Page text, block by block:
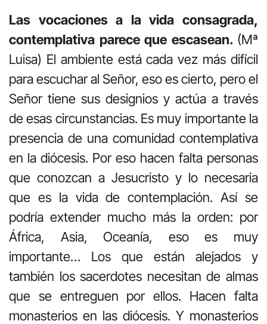
Las vocaciones a la vida consagrada,
contemplativa parece que escasean. (Mª
Luisa) El ambiente está cada vez más difícil
para escuchar al Señor, eso es cierto, pero el
Señor tiene sus designios y actúa a través
de esas circunstancias. Es muy importante la
presencia de una comunidad contemplativa
en la diócesis. Por eso hacen falta personas
que conozcan a Jesucristo y lo necesaria
que es la vida de contemplación. Así se
podría extender mucho más la orden: por
África, Asia, Oceanía, eso es muy
importante… Los que están alejados y
también los sacerdotes necesitan de almas
que se entreguen por ellos. Hacen falta
monasterios en las diócesis. Y monasterios